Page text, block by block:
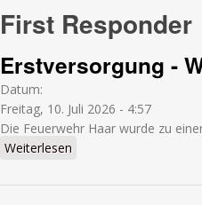
First Responder
Erstversorgung -
Datum:
Freitag, 10. Juli 2026 - 4:57
Die Feuerwehr Haar wurde zu
Weiterlesen